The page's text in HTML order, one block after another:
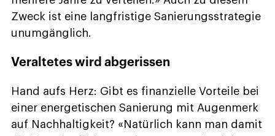
Zweck ist eine langfristige Sanierungsstrategie
unumgänglich.
Veraltetes wird abgerissen
Hand aufs Herz: Gibt es finanzielle Vorteile bei
einer energetischen Sanierung mit Augenmerk
auf Nachhaltigkeit? «Natürlich kann man damit